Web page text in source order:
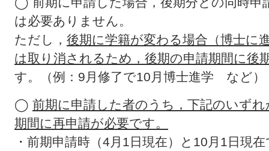
は必要ありません。
ただし， 後期に学籍が変わる場合（博士に
は取り消されるため，後期の申請期間に後
す。（例：9月修了で10月博士進学 など）
◯ 前期に申請した者のうち，下記のいず
期間に再申請が必要です。
・前期申請時（4月1日現在）と10月1日現